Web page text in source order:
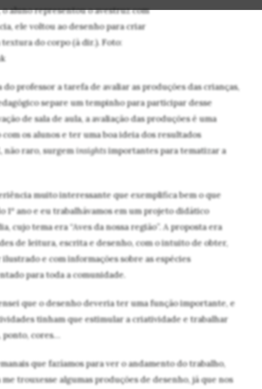
o aluno representou o avestruz com
ele voltou ao desenho para criar
do corpo (à dir.). Foto:
do professor a tarefa de avaliar as produções das crianças,
separe um tempinho para participar desse
de sala de aula, a avaliação das produções é uma
os alunos e ter uma boa ideia dos resultados
não raro, surgeminsightsimportantes para tematizar a
muito interessante que exemplifica bem o que
1º ano e eu trabalhávamos em um projeto didático
cujo tema era “Aves da nossa região”. A proposta era
de leitura, escrita e desenho, com o intuito de obter,
e com informações sobre as espécies
para toda a comunidade.
que o desenho deveria ter uma função importante, e
tinham que estimular a criatividade e trabalhar
cores…
que fazíamos para ver o andamento do trabalho,
trouxesse algumas produções de desenho, já que nos